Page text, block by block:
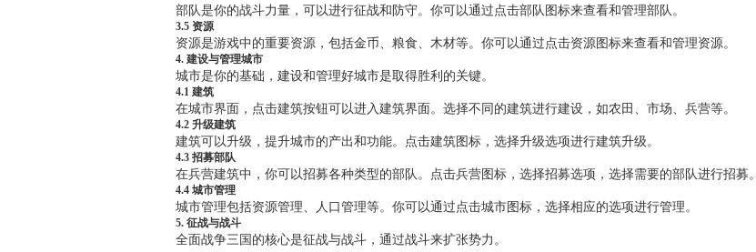
部队是你的战斗力量，可以进行征战和防守。你可以通过点击部队图标来查看和管理部队。
3.5 资源
资源是游戏中的重要资源，包括金币、粮食、木材等。你可以通过点击资源图标来查看和管理资源。
4. 建设与管理城市
城市是你的基础，建设和管理好城市是取得胜利的关键。
4.1 建筑
在城市界面，点击建筑按钮可以进入建筑界面。选择不同的建筑进行建设，如农田、市场、兵营等。
4.2 升级建筑
建筑可以升级，提升城市的产出和功能。点击建筑图标，选择升级选项进行建筑升级。
4.3 招募部队
在兵营建筑中，你可以招募各种类型的部队。点击兵营图标，选择招募选项，选择需要的部队进行招募。
4.4 城市管理
城市管理包括资源管理、人口管理等。你可以通过点击城市图标，选择相应的选项进行管理。
5. 征战与战斗
全面战争三国的核心是征战与战斗，通过战斗来扩张势力。